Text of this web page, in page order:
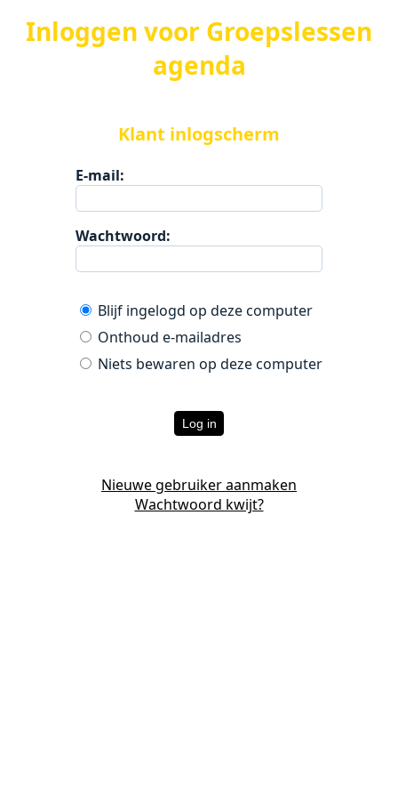
Inloggen voor Groepslessen
agenda
Klant inlogscherm
E-mail:
Wachtwoord:
Blijf ingelogd op deze computer
Onthoud e-mailadres
Niets bewaren op deze computer
Log in
Nieuwe gebruiker aanmaken
Wachtwoord kwijt?